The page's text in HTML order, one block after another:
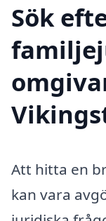
Sök
Att hitta en
kan vara